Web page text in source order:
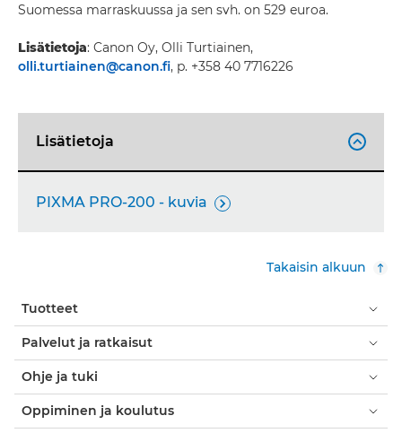
Suomessa marraskuussa ja sen svh. on 529 euroa.
Lisätietoja: Canon Oy, Olli Turtiainen,
olli.turtiainen@canon.fi, p. +358 40 7716226
Lisätietoja 
PIXMA PRO-200 - kuvia 
Takaisin alkuun
Tuotteet
Palvelut ja ratkaisut
Ohje ja tuki
Oppiminen ja koulutus